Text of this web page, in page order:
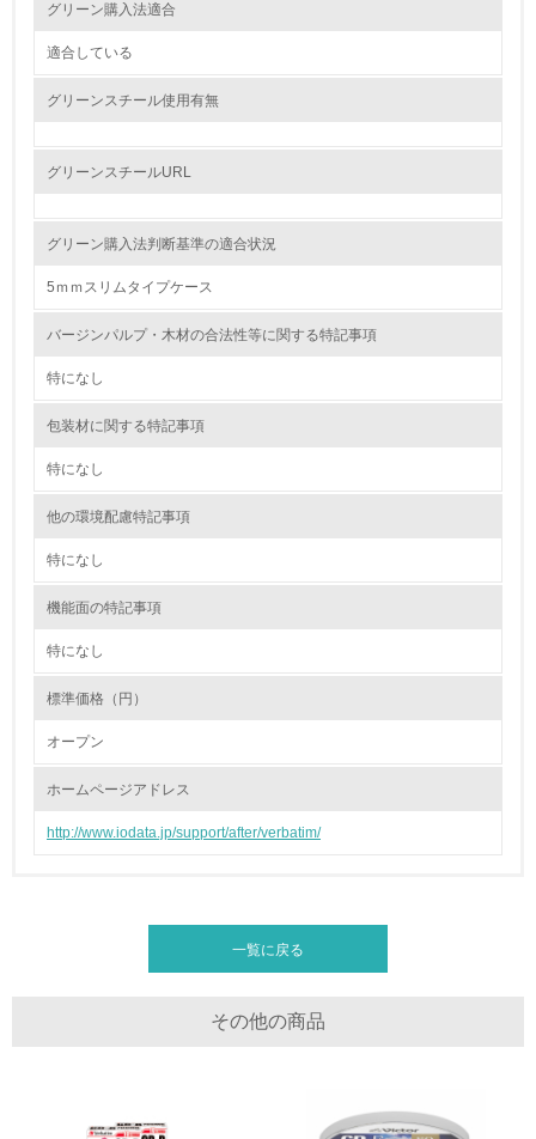
環境問題に関する従業員教育を行っている
自社に関係する主要な環境法規制を把握し、順守している
かしている
6.
従業員が環境方針に基づいて自分の業務の中で行うべき環
→ 導入している規格名
第三者認証を取得している
2.環境への取り組み
油、ガス）の使用量削減の取り組みを行っている
<L2> 資源とエネルギーの使用量の把握をし、具体的な削
行っている
グリーン購入法適合
適合している
グリーンスチール使用有無
グリーンスチールURL
グリーン購入法判断基準の適合状況
5ｍｍスリムタイプケース
バージンパルプ・木材の合法性等に関する特記事項
特になし
包装材に関する特記事項
特になし
他の環境配慮特記事項
特になし
機能面の特記事項
特になし
標準価格（円）
オープン
ホームページアドレス
http://www.iodata.jp/support/after/verbatim/
一覧に戻る
その他の商品